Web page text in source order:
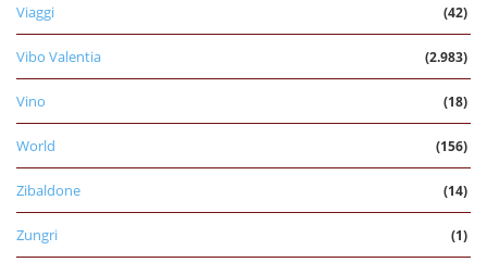
Viaggi (42)
Vibo Valentia (2.983)
Vino (18)
World (156)
Zibaldone (14)
Zungri (1)